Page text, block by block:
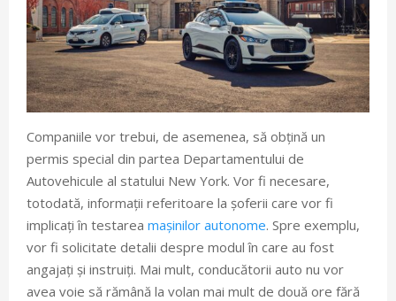
Companiile vor trebui, de asemenea, să obțină un
permis special din partea Departamentului de
Autovehicule al statului New York. Vor fi necesare,
totodată, informații referitoare la șoferii care vor fi
implicați în testarea mașinilor autonome. Spre exemplu,
vor fi solicitate detalii despre modul în care au fost
angajați și instruiți. Mai mult, conducătorii auto nu vor
avea voie să rămână la volan mai mult de două ore fără